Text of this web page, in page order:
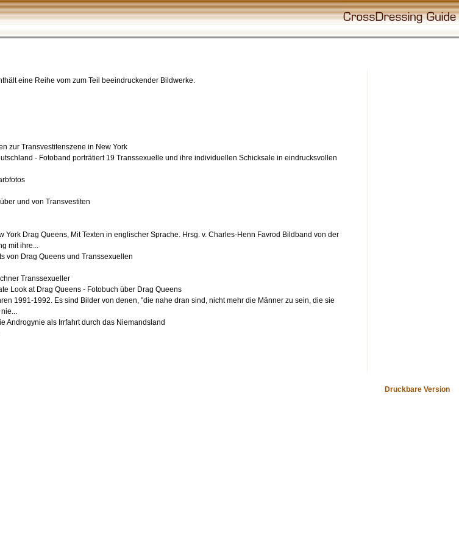
eine Reihe vom zum Teil beeindruckender Bildwerke.
zur Transvestitenszene in New York
- Fotoband porträtiert 19 Transsexuelle und ihre individuellen Schicksale in eindrucksvollen
und von Transvestiten
York Drag Queens, Mit Texten in englischer Sprache. Hrsg. v. Charles-Henn Favrod Bildband von der
mit ihre...
von Drag Queens und Transsexuellen
Transsexueller
Look at Drag Queens - Fotobuch über Drag Queens
1991-1992. Es sind Bilder von denen, "die nahe dran sind, nicht mehr die Männer zu sein, die sie
Androgynie als Irrfahrt durch das Niemandsland
Druckbare Version